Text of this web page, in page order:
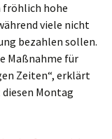
fröhlich hohe
viele nicht
bezahlen sollen.
Maßnahme für
Zeiten“, erklärt
Montag